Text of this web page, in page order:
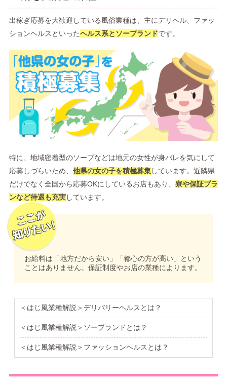
出稼ぎ応募を大歓迎している風俗業種は、主にデリヘル、ファッ
ションヘルスといったヘルス系とソープランドです。
特に、地域密着型のソープなどは地元の女性が身バレを気にして
応募しづらいため、 他県の女の子を積極募集しています。近隣県
だけでなく全国から応募OKにしているお店もあり、 寮や保証プラ
ンなど待遇も充実しています。
お給料は「地方だから安い」「都心の方が高い」という
ことはありません。保証制度やお店の業種によります。
＜はじ風業種解説＞デリバリーヘルスとは？
＜はじ風業種解説＞ソープランドとは？
＜はじ風業種解説＞ファッションヘルスとは？